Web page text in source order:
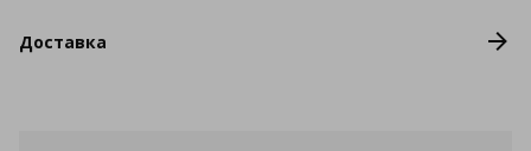
Доставка